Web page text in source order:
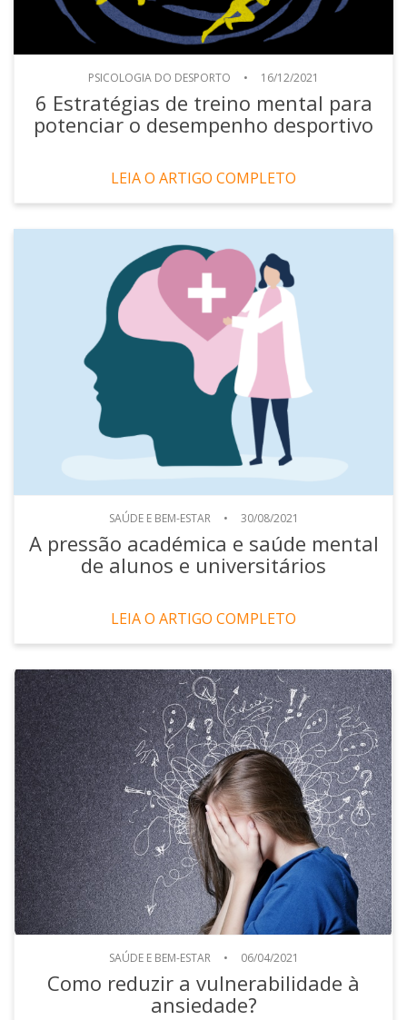
PSICOLOGIA DO DESPORTO • 16/12/2021
6 Estratégias de treino mental para
potenciar o desempenho desportivo
LEIA O ARTIGO COMPLETO
SAÚDE E BEM-ESTAR • 30/08/2021
A pressão académica e saúde mental
de alunos e universitários
LEIA O ARTIGO COMPLETO
SAÚDE E BEM-ESTAR • 06/04/2021
Como reduzir a vulnerabilidade à
ansiedade?